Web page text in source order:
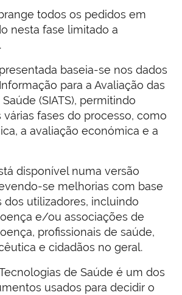
todos os pedidos em
nesta fase limitado a
baseia-se nos dados
para a Avaliação das
(SIATS), permitindo
várias fases do processo, como
a avaliação económica e a
disponível numa versão
se melhorias com base
dos utilizadores, incluindo
e/ou associações de
profissionais de saúde,
e cidadãos no geral.
de Saúde é um dos
usados para decidir o